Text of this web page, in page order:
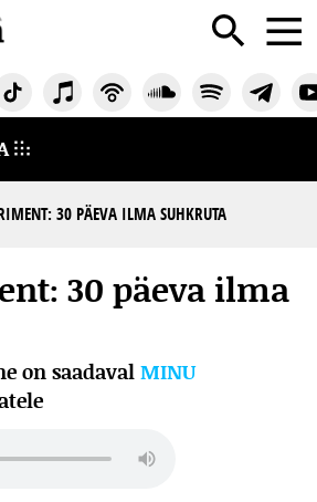
30 PÄEVA ILMA SUHKRUTA
30 päeva ilma
on saadaval MINU